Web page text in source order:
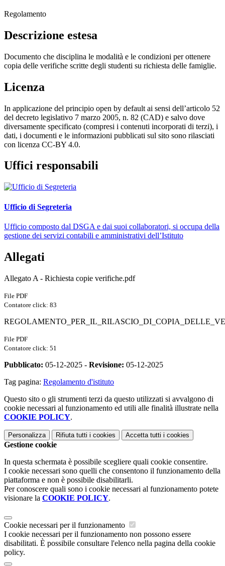
Regolamento
Descrizione estesa
Documento che disciplina le modalità e le condizioni per ottenere
copia delle verifiche scritte degli studenti su richiesta delle famiglie.
Licenza
In applicazione del principio open by default ai sensi dell’articolo 52
del decreto legislativo 7 marzo 2005, n. 82 (CAD) e salvo dove
diversamente specificato (compresi i contenuti incorporati di terzi), i
dati, i documenti e le informazioni pubblicati sul sito sono rilasciati
con licenza CC-BY 4.0.
Uffici responsabili
Ufficio di Segreteria
Ufficio composto dal DSGA e dai suoi collaboratori, si occupa della
gestione dei servizi contabili e amministrativi dell’Istituto
Allegati
Allegato A - Richiesta copie verifiche.pdf
File PDF
Contatore click: 83
File PDF
Contatore click: 51
Pubblicato: 05-12-2025 - Revisione: 05-12-2025
Tag pagina: Regolamento d'istituto
Questo sito o gli strumenti terzi da questo utilizzati si avvalgono di
cookie necessari al funzionamento ed utili alle finalità illustrate nella
COOKIE POLICY.
Personalizza Rifiuta tutti i cookies Accetta tutti i cookies
Gestione cookie
In questa schermata è possibile scegliere quali cookie consentire.
I cookie necessari sono quelli che consentono il funzionamento della
piattaforma e non è possibile disabilitarli.
Per conoscere quali sono i cookie necessari al funzionamento potete
visionare la COOKIE POLICY.
Cookie necessari per il funzionamento
I cookie necessari per il funzionamento non possono essere
disabilitati. È possibile consultare l'elenco nella pagina della cookie
policy.